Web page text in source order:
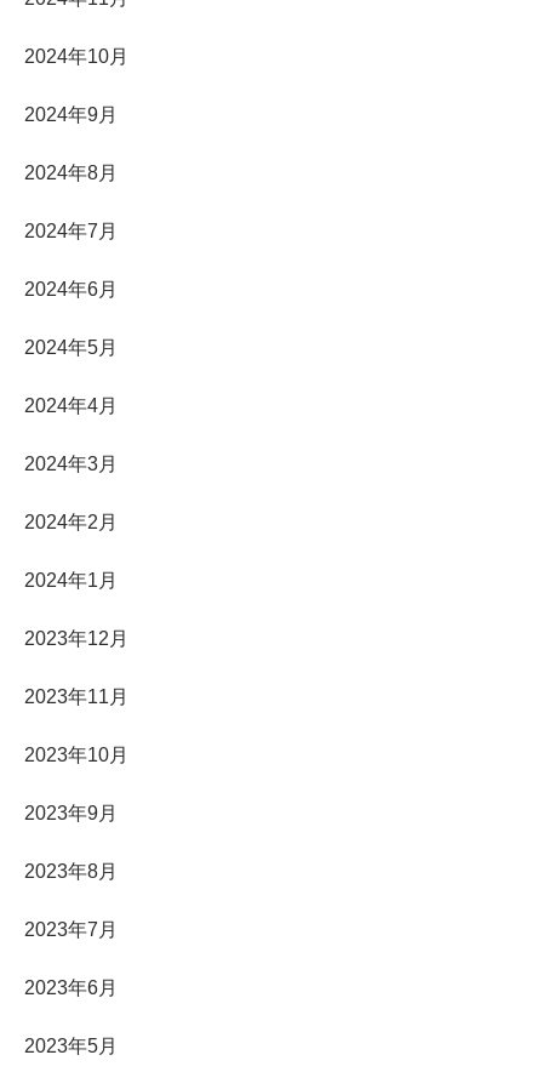
2024年10月
2024年9月
2024年8月
2024年7月
2024年6月
2024年5月
2024年4月
2024年3月
2024年2月
2024年1月
2023年12月
2023年11月
2023年10月
2023年9月
2023年8月
2023年7月
2023年6月
2023年5月